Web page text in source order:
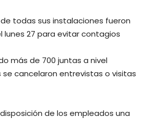
todas sus instalaciones fueron
lunes 27 para evitar contagios
más de 700 juntas a nivel
se cancelaron entrevistas o visitas
de los empleados una